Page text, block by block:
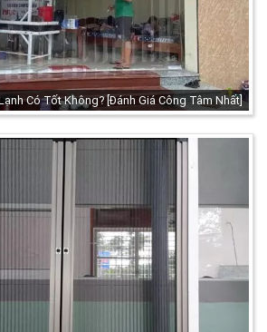
Có Tốt Không? [Đánh Giá Công Tâm Nhất]